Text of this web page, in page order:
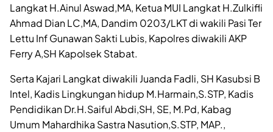
Langkat H.Ainul Aswad,MA, Ketua MUI Langkat H.Zulkifli
Ahmad Dian LC,MA, Dandim 0203/LKT di wakili Pasi Ter
Lettu Inf Gunawan Sakti Lubis, Kapolres diwakili AKP
Ferry A,SH Kapolsek Stabat.
Serta Kajari Langkat diwakili Juanda Fadli, SH Kasubsi B
Intel, Kadis Lingkungan hidup M.Harmain,S.STP, Kadis
Pendidikan Dr.H.Saiful Abdi,SH, SE, M.Pd, Kabag
Umum Mahardhika Sastra Nasution,S.STP, MAP.,